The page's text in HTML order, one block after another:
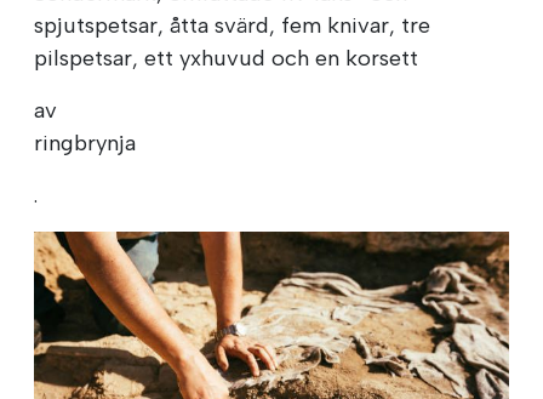
spjutspetsar, åtta svärd, fem knivar, tre
pilspetsar, ett yxhuvud och en korsett
av
ringbrynja
.